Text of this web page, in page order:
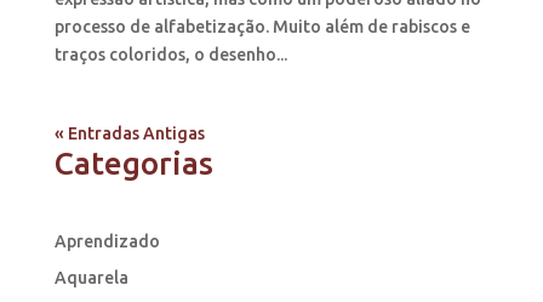
processo de alfabetização. Muito além de rabiscos e
traços coloridos, o desenho...
« Entradas Antigas
Categorias
Aprendizado
Aquarela